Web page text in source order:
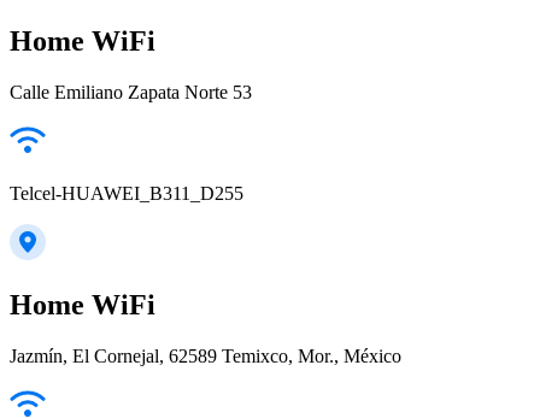
Home WiFi
Calle Emiliano Zapata Norte 53
Telcel-HUAWEI_B311_D255
Home WiFi
Jazmín, El Cornejal, 62589 Temixco, Mor., México